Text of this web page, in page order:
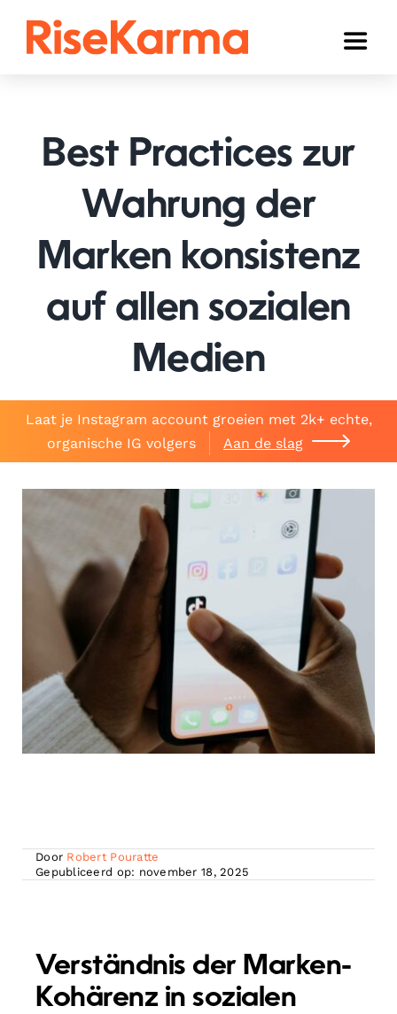
Toggle
TikTok
YouTube
Twitter (𝕏)
Anderen
Winkelwagen
Best Practices zur
Wahrung der
Marken konsistenz
auf allen sozialen
Medien
Laat je Instagram account groeien met 2k+ echte,
organische IG volgers
Aan de slag
Door Robert Pouratte
Gepubliceerd op: november 18, 2025
Verständnis der Marken-
Kohärenz in sozialen